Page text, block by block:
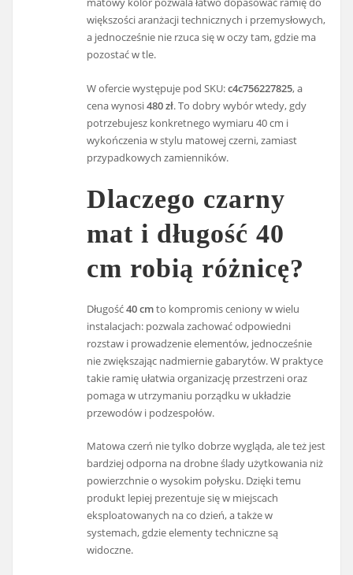
większości aranżacji technicznych i przemysłowych,
a jednocześnie nie rzuca się w oczy tam, gdzie ma
pozostać w tle.
W ofercie występuje pod SKU:c4c756227825, a
cena wynosi480 zł. To dobry wybór wtedy, gdy
potrzebujesz konkretnego wymiaru 40 cm i
wykończenia w stylu matowej czerni, zamiast
przypadkowych zamienników.
Dlaczego czarny
mat i długość 40
cm robią różnicę?
Długość40 cmto kompromis ceniony w wielu
instalacjach: pozwala zachować odpowiedni
rozstaw i prowadzenie elementów, jednocześnie
nie zwiększając nadmiernie gabarytów. W praktyce
takie ramię ułatwia organizację przestrzeni oraz
pomaga w utrzymaniu porządku w układzie
przewodów i podzespołów.
Matowa czerń nie tylko dobrze wygląda, ale też jest
bardziej odporna na drobne ślady użytkowania niż
powierzchnie o wysokim połysku. Dzięki temu
produkt lepiej prezentuje się w miejscach
eksploatowanych na co dzień, a także w
systemach, gdzie elementy techniczne są
widoczne.